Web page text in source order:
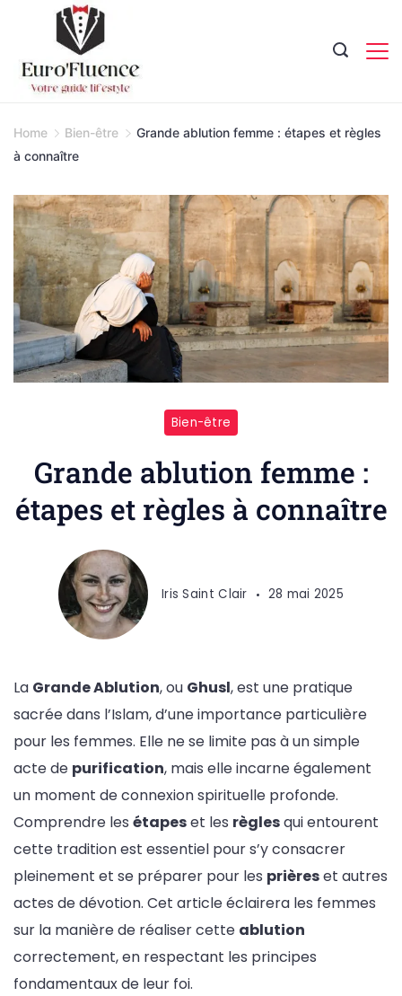
content
Home Bien-être
Grande ablution femme : étapes et règles
à connaître
Bien-être
Grande ablution femme :
étapes et règles à connaître
Iris Saint Clair 28 mai 2025
La Grande Ablution, ou Ghusl, est une pratique
sacrée dans l’Islam, d’une importance particulière
pour les femmes. Elle ne se limite pas à un simple
acte de purification, mais elle incarne également
un moment de connexion spirituelle profonde.
Comprendre les étapeset les règlesqui entourent
cette tradition est essentiel pour s’y consacrer
pleinement et se préparer pour les prièreset autres
actes de dévotion. Cet article éclairera les femmes
sur la manière de réaliser cette ablution
correctement, en respectant les principes
fondamentaux de leur foi.